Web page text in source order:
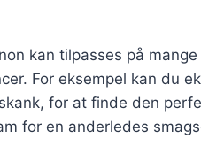
kan tilpasses på
For eksempel kan du
for at finde den
for en anderledes